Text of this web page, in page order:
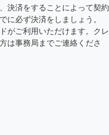
決済をすることによって契約
に必ず決済をしましょう。
がご利用いただけます。クレ
は事務局までご連絡くださ